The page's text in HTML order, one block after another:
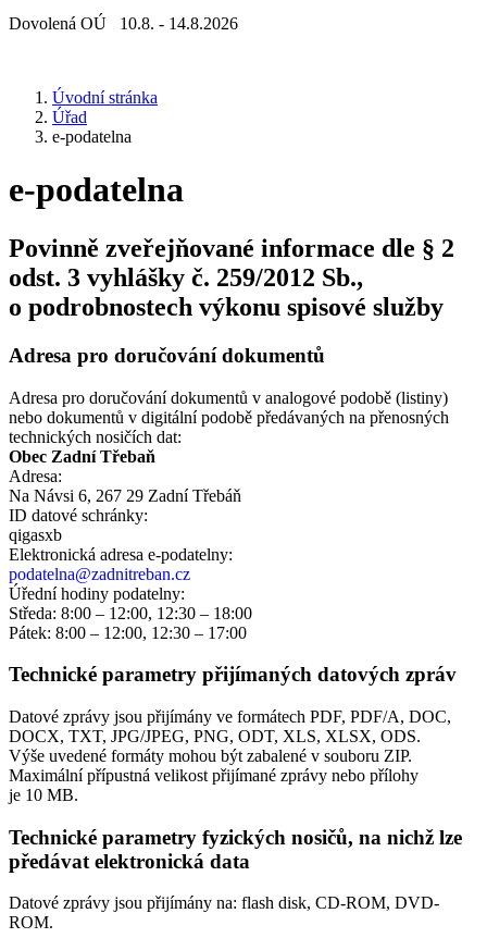
Dovolená OÚ 10.8. - 14.8.2026
Úvodní stránka
Úřad
e-podatelna
e-podatelna
Povinně zveřejňované informace dle § 2
odst. 3 vyhlášky č. 259/2012 Sb.,
o podrobnostech výkonu spisové služby
Adresa pro doručování dokumentů
Adresa pro doručování dokumentů v analogové podobě (listiny)
nebo dokumentů v digitální podobě předávaných na přenosných
technických nosičích dat:
Obec Zadní Třebaň
Adresa:
Na Návsi 6, 267 29 Zadní Třebáň
ID datové schránky:
qigasxb
Elektronická adresa e‑podatelny:
podatelna@zadnitreban.cz
Úřední hodiny podatelny:
Středa: 8:00 – 12:00, 12:30 – 18:00
Pátek: 8:00 – 12:00, 12:30 – 17:00
Technické parametry přijímaných datových zpráv
Datové zprávy jsou přijímány ve formátech PDF, PDF/A, DOC,
DOCX, TXT, JPG/JPEG, PNG, ODT, XLS, XLSX, ODS.
Výše uvedené formáty mohou být zabalené v souboru ZIP.
Maximální přípustná velikost přijímané zprávy nebo přílohy
je 10 MB.
Technické parametry fyzických nosičů, na nichž lze
předávat elektronická data
Datové zprávy jsou přijímány na: flash disk, CD-ROM, DVD-
ROM.